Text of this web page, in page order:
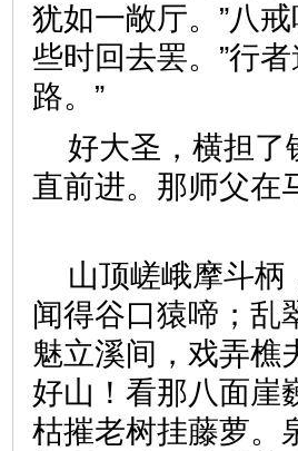
犹如一敞厅。”八
些时回去罢。”行
路。”
好大圣，横担了
直前进。那师父在
山顶嵯峨摩斗
闻得谷口猿啼；乱
魅立溪间，戏弄樵
好山！看那八面崖
枯摧老树挂藤萝。